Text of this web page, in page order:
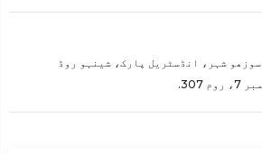
شہر، انڈسٹریل پارک، شینہو روڈ